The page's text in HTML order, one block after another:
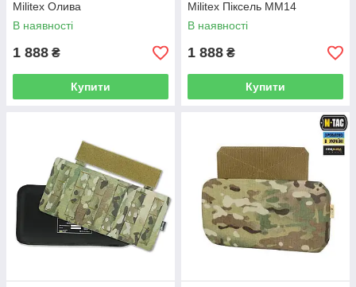
Militex Олива
В наявності
1 888 ₴
Купити
Militex Піксель ММ14
В наявності
1 888 ₴
Купити